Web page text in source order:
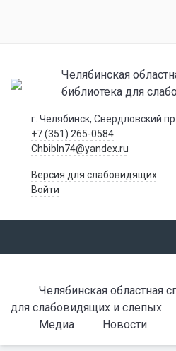
Челябинская
библиотека для
г. Челябинск, Свердловский
+7 (351) 265-0584
Chbibln74@yandex.ru
Версия для слабовидящих
Войти
Челябинская областная
для слабовидящих и слепых
Медиа
Новости